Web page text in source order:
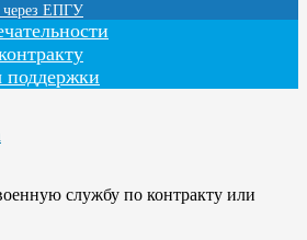
через ЕПГУ
службу по контракту или